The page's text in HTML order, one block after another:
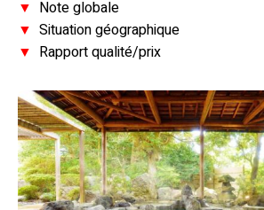
▼ Note globale
▼ Situation géographique
▼ Rapport qualité/prix